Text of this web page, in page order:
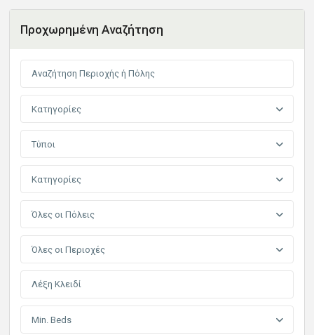
Προχωρημένη Αναζήτηση
Κατηγορίες
Τύποι
Κατηγορίες
Όλες οι Πόλεις
Όλες οι Περιοχές
Min. Beds